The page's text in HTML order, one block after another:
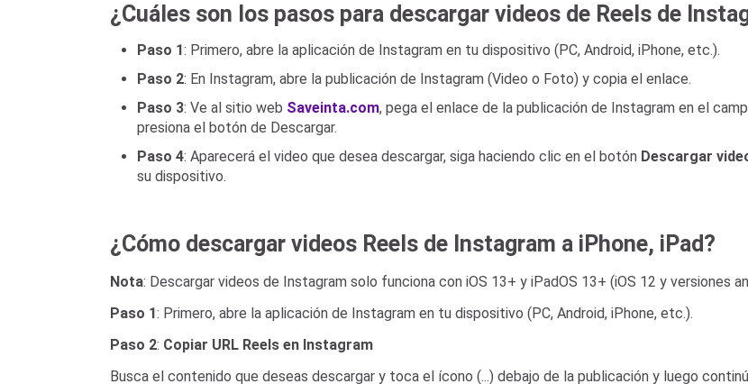
¿Cuáles son los pasos para descargar videos de Reels de
Paso 1: Primero, abre la aplicación de Instagram en tu dispositivo (PC, Android, iPhone, etc.).
Paso 2: En Instagram, abre la publicación de Instagram (Video o Foto) y copia el enlace.
Paso 3: Ve al sitio web Saveinta.com, pega el enlace de la publicación de Instagram en el
presiona el botón de Descargar.
Paso 4: Aparecerá el video que desea descargar, siga haciendo clic en el botón Descargar
su dispositivo.
¿Cómo descargar videos Reels de Instagram a iPhone, iPad?
Nota: Descargar videos de Instagram solo funciona con iOS 13+ y iPadOS 13+ (iOS 12 y versiones
Paso 1: Primero, abre la aplicación de Instagram en tu dispositivo (PC, Android, iPhone, etc.).
Paso 2: Copiar URL Reels en Instagram
Busca el contenido que deseas descargar y toca el ícono (...) debajo de la publicación y luego